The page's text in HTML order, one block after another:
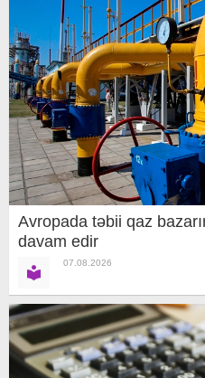
Avropada təbii qaz
davam edir
07.08.2026